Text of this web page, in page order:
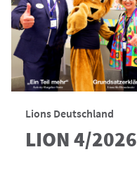
Lions Deutschland
LION 4/2026